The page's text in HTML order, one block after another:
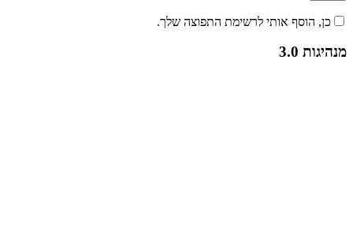
כן, הוסף אותי לרשימת התפוצה שלך.
מנהיגות 3.0